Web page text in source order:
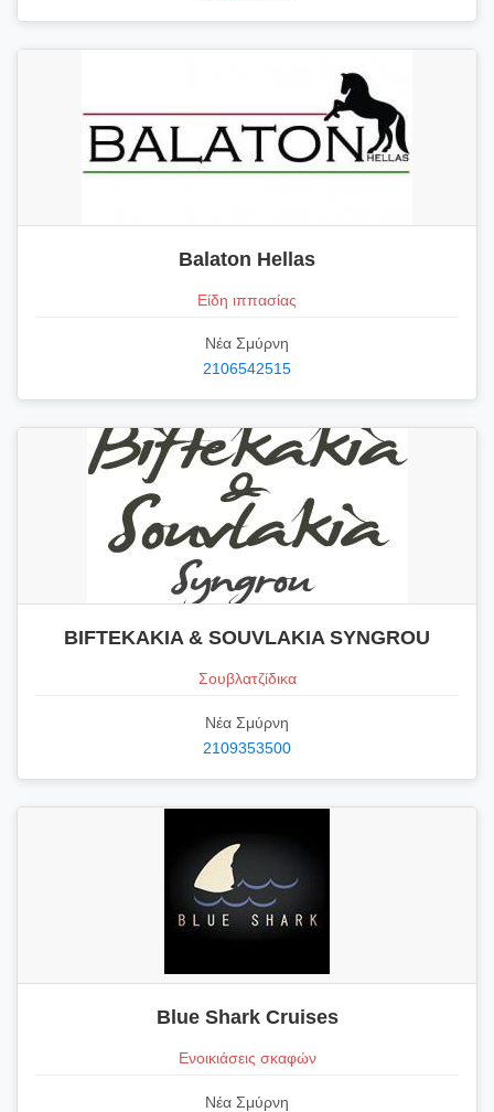
Balaton Hellas
Είδη ιππασίας
Νέα Σμύρνη
2106542515
BIFTEKAKIA & SOUVLAKIA SYNGROU
Σουβλατζίδικα
Νέα Σμύρνη
2109353500
Blue Shark Cruises
Ενοικιάσεις σκαφών
Νέα Σμύρνη